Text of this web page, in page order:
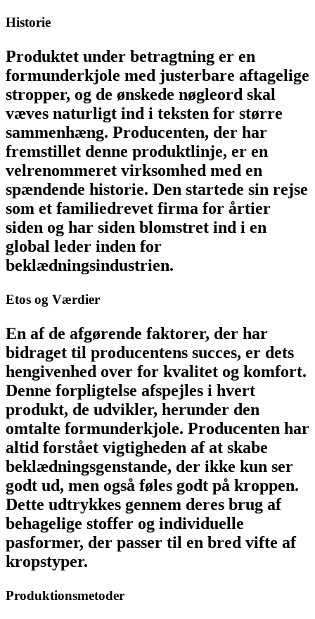
Historie
Produktet under betragtning er en
formunderkjole med justerbare aftagelige
stropper, og de ønskede nøgleord skal
væves naturligt ind i teksten for større
sammenhæng. Producenten, der har
fremstillet denne produktlinje, er en
velrenommeret virksomhed med en
spændende historie. Den startede sin rejse
som et familiedrevet firma for årtier
siden og har siden blomstret ind i en
global leder inden for
beklædningsindustrien.
Etos og Værdier
En af de afgørende faktorer, der har
bidraget til producentens succes, er dets
hengivenhed over for kvalitet og komfort.
Denne forpligtelse afspejles i hvert
produkt, de udvikler, herunder den
omtalte formunderkjole. Producenten har
altid forstået vigtigheden af ​​at skabe
beklædningsgenstande, der ikke kun ser
godt ud, men også føles godt på kroppen.
Dette udtrykkes gennem deres brug af
behagelige stoffer og individuelle
pasformer, der passer til en bred vifte af
kropstyper.
Produktionsmetoder